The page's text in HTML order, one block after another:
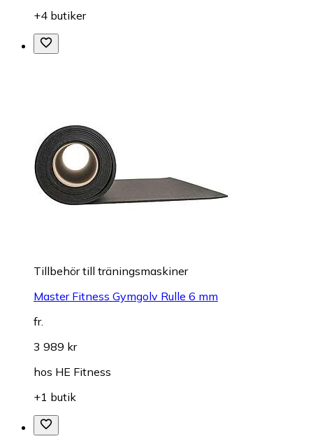
+4 butiker
Tillbehör till träningsmaskiner
Master Fitness Gymgolv Rulle 6 mm
fr.
3 989 kr
hos HE Fitness
+1 butik